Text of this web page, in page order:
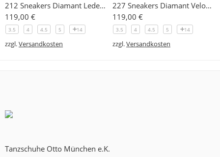
212 Sneakers Diamant Leder weiss, drehfreudige Kunststoffsohle
119,00 €
3.5 4 4.5 5 14
zzgl.Versandkosten
227 Sneakers Diamant Veloursleder hellgrau, drehfreudige Kunststoffsohle
119,00 €
3.5 4 4.5 5 14
zzgl.Versandkosten
Tanzschuhe Otto München e.K.